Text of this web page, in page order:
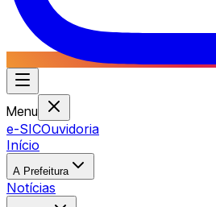
Menu
e-SICOuvidoria
Início
A Prefeitura
Notícias